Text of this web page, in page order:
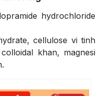
hydrochloride
cellulose vi tinh
khan, magnesi